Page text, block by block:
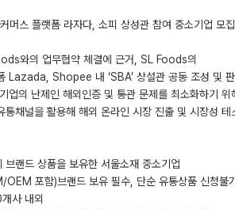
머스 플랫폼 라자다, 소피 상성관 참여 중소기업 모
와의 업무협약 체결에 근거, SL Foods의
Lazada, Shopee 내 ‘SBA’ 상설관 공동 조성 및
업의 난제인 해외인증 및 통관 문제를 최소화하기 위
통채널을 활용해 해외 온라인 시장 진출 및 시장성 테
랜드 상품을 보유한 서울소재 중소기업
포함)브랜드 보유 필수, 단순 유통상품 신청불
사 내외